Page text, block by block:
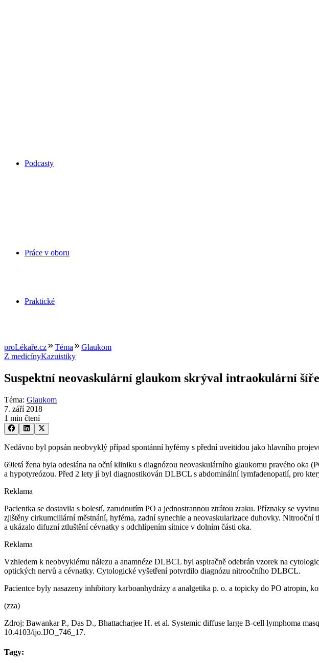
Podcasty
Práce v oboru
Praktické
proLékaře.cz Téma
Glaukom
Z medicínyKazuistiky
Suspektní neovaskulární glaukom skrýval intraokulární
Téma: Glaukom
7. září 2018
1 min čtení
Nedávno byl popsán neobvyklý případ spontánní hyfémy s přední uveitidou jako hlavního
69letá žena byla odeslána na oční kliniku s diagnózou neovaskulárního glaukomu pravého
a hypotyreózou. Před 2 lety jí byl diagnostikován DLBCL s abdominální lymfadenopatií, pro
Reklama
Pacientka se dostavila s bolestí, zarudnutím PO a jednostrannou ztrátou zraku. Příznaky se
zjištěny cirkumciliární městnání, hyféma, zadní synechie a neovaskularizace duhovky.
a ukázalo difuzní ztluštění cévnatky s odchlípením sítnice v dolním části oka.
Reklama
Vzhledem k neobvyklému nálezu a anamnéze DLBCL byl aspiračně odebrán vzorek na
optických nervů a cévnatky. Cytologické vyšetření potvrdilo diagnózu nitroočního DLBCL.
Pacientce byly nasazeny inhibitory karboanhydrázy a analgetika p. o. a topicky do PO atropin,
(zza)
Zdroj: Bawankar P., Das D., Bhattacharjee H. et al. Systemic diffuse large B-cell lymphoma
10.4103/ijo.IJO_746_17.
Tagy: